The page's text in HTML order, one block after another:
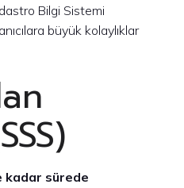
Bilgi Sistemi
büyük kolaylıklar
kadar sürede